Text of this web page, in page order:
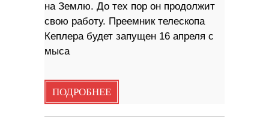
на Землю. До тех пор он продолжит
свою работу. Преемник телескопа
Кеплера будет запущен 16 апреля с
мыса
ПОДРОБНЕЕ